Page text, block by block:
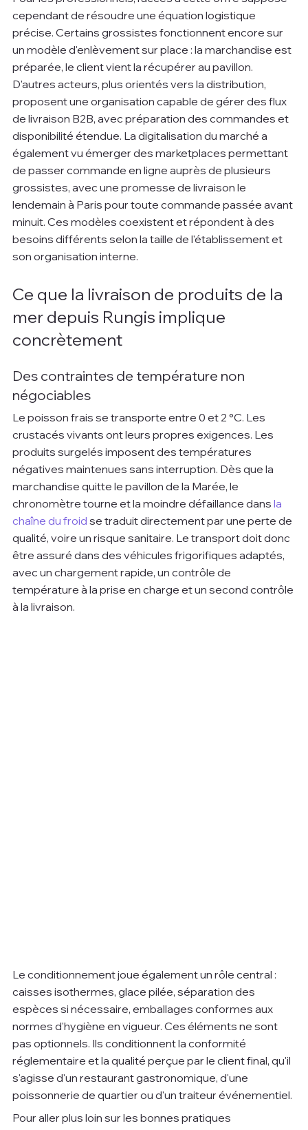
cependant de résoudre une équation logistique
précise. Certains grossistes fonctionnent encore sur
un modèle d'enlèvement sur place : la marchandise est
préparée, le client vient la récupérer au pavillon.
D'autres acteurs, plus orientés vers la distribution,
proposent une organisation capable de gérer des flux
de livraison B2B, avec préparation des commandes et
disponibilité étendue. La digitalisation du marché a
également vu émerger des marketplaces permettant
de passer commande en ligne auprès de plusieurs
grossistes, avec une promesse de livraison le
lendemain à Paris pour toute commande passée avant
minuit. Ces modèles coexistent et répondent à des
besoins différents selon la taille de l'établissement et
son organisation interne.
Ce que la livraison de produits de la
mer depuis Rungis implique
concrètement
Des contraintes de température non
négociables
Le poisson frais se transporte entre 0 et 2 °C. Les
crustacés vivants ont leurs propres exigences. Les
produits surgelés imposent des températures
négatives maintenues sans interruption. Dès que la
marchandise quitte le pavillon de la Marée, le
chronomètre tourne et la moindre défaillance dans la
chaîne du froid se traduit directement par une perte de
qualité, voire un risque sanitaire. Le transport doit donc
être assuré dans des véhicules frigorifiques adaptés,
avec un chargement rapide, un contrôle de
température à la prise en charge et un second contrôle
à la livraison.
Le conditionnement joue également un rôle central :
caisses isothermes, glace pilée, séparation des
espèces si nécessaire, emballages conformes aux
normes d'hygiène en vigueur. Ces éléments ne sont
pas optionnels. Ils conditionnent la conformité
réglementaire et la qualité perçue par le client final, qu'il
s'agisse d'un restaurant gastronomique, d'une
poissonnerie de quartier ou d'un traiteur événementiel.
Pour aller plus loin sur les bonnes pratiques